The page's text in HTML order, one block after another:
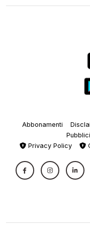
Abbonamenti
Privacy Policy